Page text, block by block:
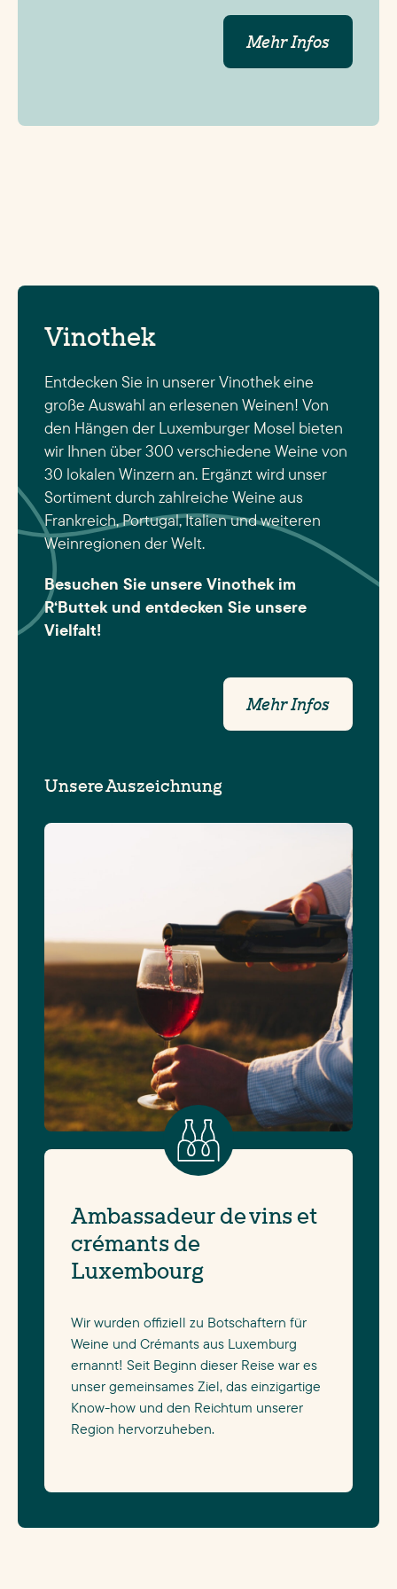
Mehr Infos
Vinothek
Entdecken Sie in unserer Vinothek eine
große Auswahl an erlesenen Weinen! Von
den Hängen der Luxemburger Mosel bieten
wir Ihnen über 300 verschiedene Weine von
30 lokalen Winzern an. Ergänzt wird unser
Sortiment durch zahlreiche Weine aus
Frankreich, Portugal, Italien und weiteren
Weinregionen der Welt.
Besuchen Sie unsere Vinothek im
R‘Buttek und entdecken Sie unsere
Vielfalt!
Mehr Infos
Unsere Auszeichnung
Ambassadeur de vins et
crémants de
Luxembourg
Wir wurden offiziell zu Botschaftern für
Weine und Crémants aus Luxemburg
ernannt! Seit Beginn dieser Reise war es
unser gemeinsames Ziel, das einzigartige
Know-how und den Reichtum unserer
Region hervorzuheben.